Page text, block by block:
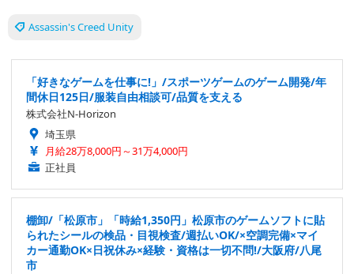
Assassin's Creed Unity
「好きなゲームを仕事に!」/スポーツゲームのゲーム開発/年
間休日125日/服装自由相談可/品質を支える
株式会社N-Horizon
埼玉県
月給28万8,000円～31万4,000円
正社員
棚卸/「松原市」「時給1,350円」松原市のゲームソフトに貼
られたシールの検品・目視検査/週払いOK/×空調完備×マイ
カー通勤OK×日祝休み×経験・資格は一切不問!/大阪府/八尾
市